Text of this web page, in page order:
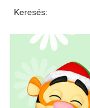
Keresés: